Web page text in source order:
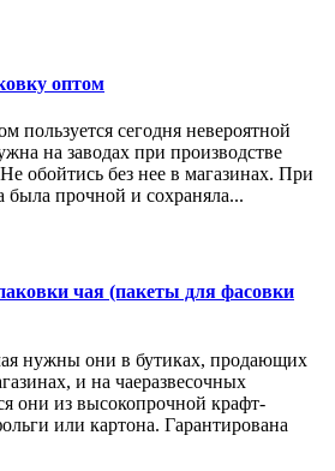
оптом
пользуется сегодня невероятной
на заводах при производстве
обойтись без нее в магазинах. При
была прочной и сохраняла...
чая (пакеты для фасовки
нужны они в бутиках, продающих
и на чаеразвесочных
они из высокопрочной крафт-
или картона. Гарантирована